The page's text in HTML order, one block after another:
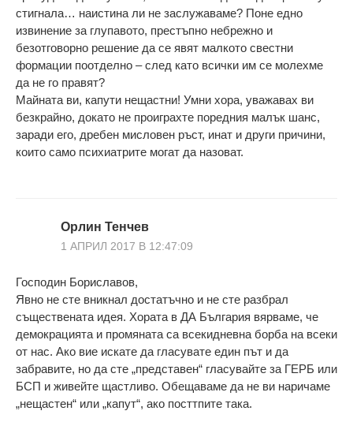
стигнала… наистина ли не заслужаваме? Поне едно
извинение за глупавото, престъпно небрежно и
безотговорно решение да се явят малкото свестни
формации поотделно – след като всички им се молехме
да не го правят?
Майната ви, капути нещастни! Умни хора, уважавах ви
безкрайно, докато не проиграхте поредния малък шанс,
заради его, дребен мисловен ръст, инат и други причини,
които само психиатрите могат да назоват.
Орлин Тенчев
1 АПРИЛ 2017 В 12:47:09
Господин Бориславов,
Явно не сте вникнал достатъчно и не сте разбрал
съществената идея. Хората в ДА България вярваме, че
демокрацията и промяната са всекидневна борба на всеки
от нас. Ако вие искате да гласувате един път и да
забравите, но да сте „представен“ гласувайте за ГЕРБ или
БСП и живейте щастливо. Обещаваме да не ви наричаме
„нещастен“ или „капут“, ако посттпите така.